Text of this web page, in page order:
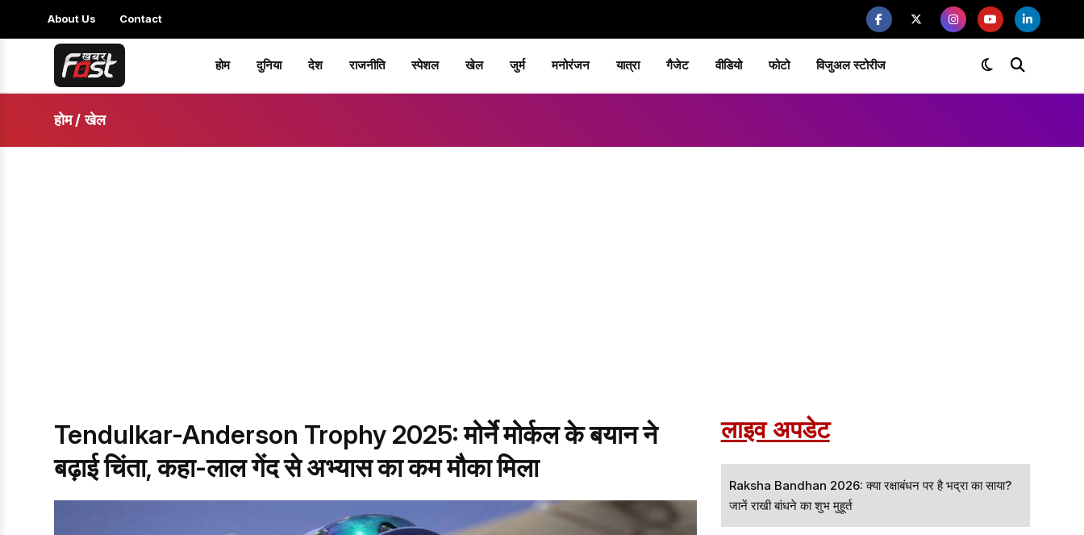
About Us Contact
होम दुनिया देश राजनीति स्पेशल खेल जुर्म मनोरंजन यात्रा गैजेट वीडियो फोटो विजुअल स्टोरीज
होम/ खेल
Tendulkar-Anderson Trophy 2025: मोर्ने मोर्कल के बयान ने
बढ़ाई चिंता, कहा-लाल गेंद से अभ्यास का कम मौका मिला
लाइव अपडेट
Raksha Bandhan 2026: क्या रक्षाबंधन पर है भद्रा का साया?
जानें राखी बांधने का शुभ मुहूर्त